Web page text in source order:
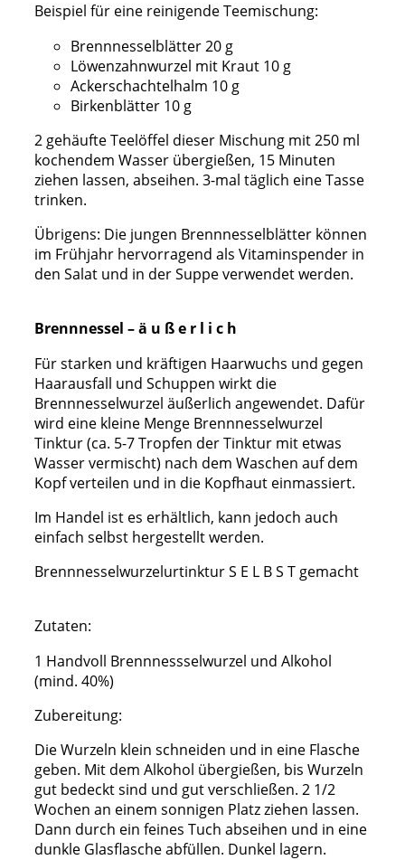
Beispiel für eine reinigende Teemischung:
Brennnesselblätter 20 g
Löwenzahnwurzel mit Kraut 10 g
Ackerschachtelhalm 10 g
Birkenblätter 10 g
2 gehäufte Teelöffel dieser Mischung mit 250 ml
kochendem Wasser übergießen, 15 Minuten
ziehen lassen, abseihen. 3-mal täglich eine Tasse
trinken.
Übrigens: Die jungen Brennnesselblätter können
im Frühjahr hervorragend als Vitaminspender in
den Salat und in der Suppe verwendet werden.
Brennnessel – ä u ß e r l i c h
Für starken und kräftigen Haarwuchs und gegen
Haarausfall und Schuppen wirkt die
Brennnesselwurzel äußerlich angewendet. Dafür
wird eine kleine Menge Brennnesselwurzel
Tinktur (ca. 5-7 Tropfen der Tinktur mit etwas
Wasser vermischt) nach dem Waschen auf dem
Kopf verteilen und in die Kopfhaut einmassiert.
Im Handel ist es erhältlich, kann jedoch auch
einfach selbst hergestellt werden.
Brennnesselwurzelurtinktur S E L B S T gemacht
Zutaten:
1 Handvoll Brennnessselwurzel und Alkohol
(mind. 40%)
Zubereitung:
Die Wurzeln klein schneiden und in eine Flasche
geben. Mit dem Alkohol übergießen, bis Wurzeln
gut bedeckt sind und gut verschließen. 2 1/2
Wochen an einem sonnigen Platz ziehen lassen.
Dann durch ein feines Tuch abseihen und in eine
dunkle Glasflasche abfüllen. Dunkel lagern.